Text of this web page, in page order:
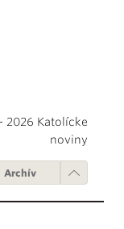
2026 Katolícke
noviny
Archív